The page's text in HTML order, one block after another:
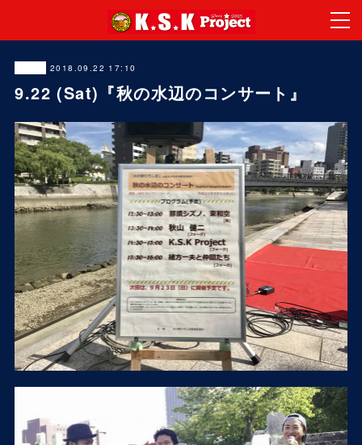
2018.09.22 17:10
9.22 (Sat)『秋の水辺のコンサート』